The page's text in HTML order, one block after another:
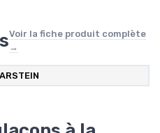
Voir la fiche produit complète
→